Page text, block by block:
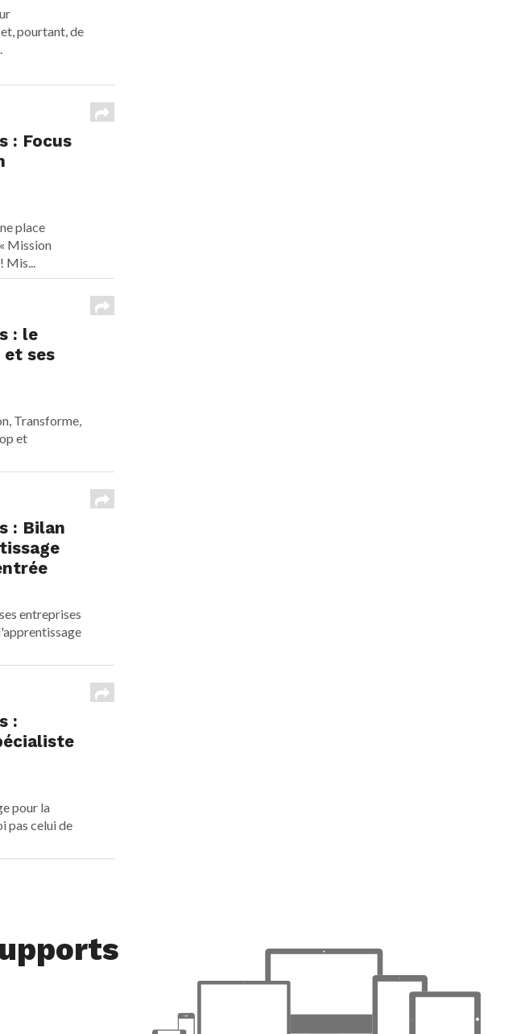
pourtant, de
: Focus
place
Mission
Mis...
: le
ses
Transforme,
et
: Bilan
entreprises
:
pour la
pas celui de